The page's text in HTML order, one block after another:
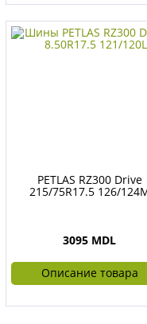
PETLAS RZ300 Drive
215/75R17.5 126/
3095 MDL
Описание товара